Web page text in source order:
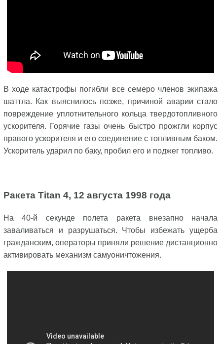
В ходе катастрофы погибли все семеро членов экипажа
шаттла. Как выяснилось позже, причиной аварии стало
повреждение уплотнительного кольца твердотопливного
ускорителя. Горячие газы очень быстро прожгли корпус
правого ускорителя и его соединение с топливным баком.
Ускоритель ударил по баку, пробил его и поджег топливо.
Ракета Titan 4, 12 августа 1998 года
На 40-й секунде полета ракета внезапно начала
заваливаться и разрушаться. Чтобы избежать ущерба
гражданским, операторы приняли решение дистанционно
активировать механизм самуоничтожения.